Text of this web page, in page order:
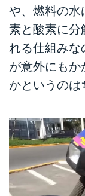
や、燃料の水
素と酸素に分
れる仕組みな
が意外にもか
かというの